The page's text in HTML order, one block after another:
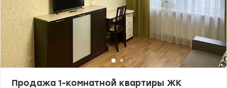
подойдет как для собственного проживания, так и для
инвестиций с высоким потенциалом роста стоимости. Квартира
продается по переуступке. Звоните сегодня и записывайтесь на
просмотр. Цена 65000у.е., 0976449950, Наталья, valion.ua/1155081
Продажа 1-комнатной квартиры ЖК